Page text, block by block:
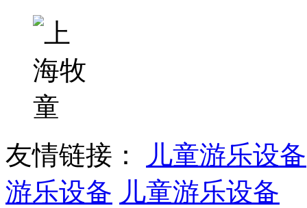
友情链接：
儿童游乐设备
游乐设备 儿童游乐设备